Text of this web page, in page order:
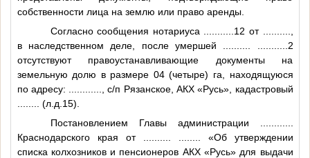
собственности лица на землю или право аренды.
Согласно сообщения нотариуса
...........12 от
в наследственном деле, после умершей
...........2
отсутствуют правоустанавливающие документы на
земельную долю в размере 04 (четыре) га, находящуюся
по адресу:
, с/п Рязанское, АКХ «Русь», кадастровый
(л.д.15).
Постановлением Главы администрации
Краснодарского края от
«Об утверждении
списка колхозников и пенсионеров АКХ «Русь» для выдачи